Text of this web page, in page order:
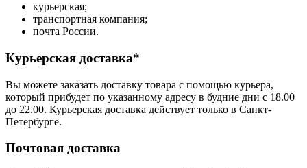
курьерская;
транспортная компания;
почта России.
Курьерская доставка*
Вы можете заказать доставку товара с помощью курьера,
который прибудет по указанному адресу в будние дни с 18.00
до 22.00. Курьерская доставка действует только в Санкт-
Петербурге.
Почтовая доставка